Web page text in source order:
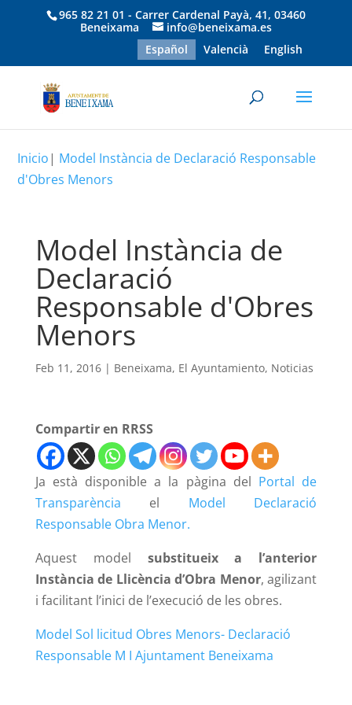
965 82 21 01 - Carrer Cardenal Payà, 41, 03460
Beneixama
info@beneixama.es
Español
Valencià English
Inicio| Model Instància de Declaració Responsable
d'Obres Menors
Model Instància de
Declaració
Responsable d'Obres
Menors
Feb 11, 2016| Beneixama, El Ayuntamiento, Noticias
Compartir en RRSS
Ja està disponible a la pàgina del Portal de
Transparència el Model Declaració
Responsable Obra Menor.
Aquest model substitueix a l’anterior
Instància de Llicència d’Obra Menor, agilizant
i facilitant l’inici de l’execució de les obres.
Model Sol licitud Obres Menors- Declaració
Responsable M I Ajuntament Beneixama